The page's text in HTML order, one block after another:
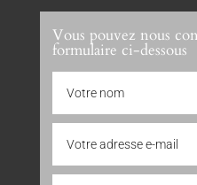
Vous pouvez nous
formulaire ci-dessous